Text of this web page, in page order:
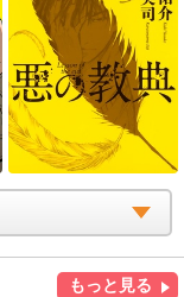
もっと見る